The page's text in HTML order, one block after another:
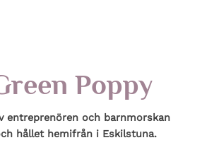
Poppy
entreprenören och barnmorskan
hållet hemifrån i Eskilstuna.